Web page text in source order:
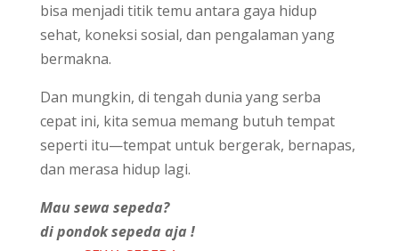
bisa menjadi titik temu antara gaya hidup
sehat, koneksi sosial, dan pengalaman yang
bermakna.
Dan mungkin, di tengah dunia yang serba
cepat ini, kita semua memang butuh tempat
seperti itu—tempat untuk bergerak, bernapas,
dan merasa hidup lagi.
Mau sewa sepeda?
di pondok sepeda aja !